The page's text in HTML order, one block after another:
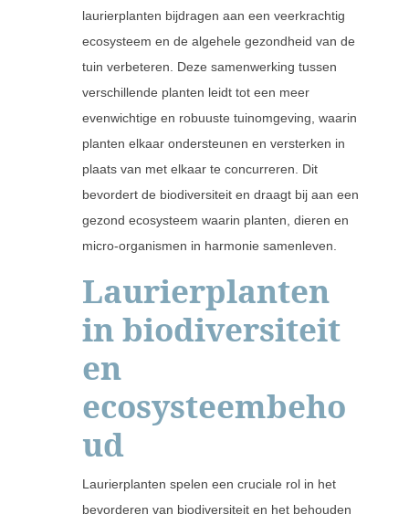
laurierplanten bijdragen aan een veerkrachtig
ecosysteem en de algehele gezondheid van de
tuin verbeteren. Deze samenwerking tussen
verschillende planten leidt tot een meer
evenwichtige en robuuste tuinomgeving, waarin
planten elkaar ondersteunen en versterken in
plaats van met elkaar te concurreren. Dit
bevordert de biodiversiteit en draagt bij aan een
gezond ecosysteem waarin planten, dieren en
micro-organismen in harmonie samenleven.
Laurierplanten
in biodiversiteit
en
ecosysteembeho
ud
Laurierplanten spelen een cruciale rol in het
bevorderen van biodiversiteit en het behouden